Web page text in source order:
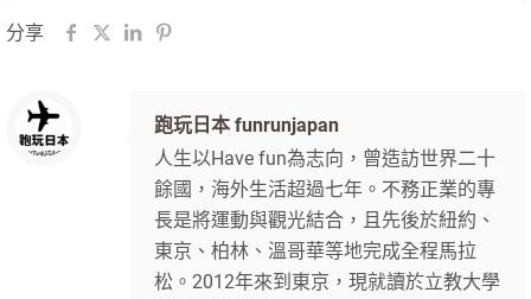
分享
跑玩日本 funrunjapan
人生以Have fun為志向，曾造訪世界二十
餘國，海外生活超過七年。不務正業的專
長是將運動與觀光結合，且先後於紐約、
東京、柏林、溫哥華等地完成全程馬拉
松。2012年來到東京，現就讀於立教大學